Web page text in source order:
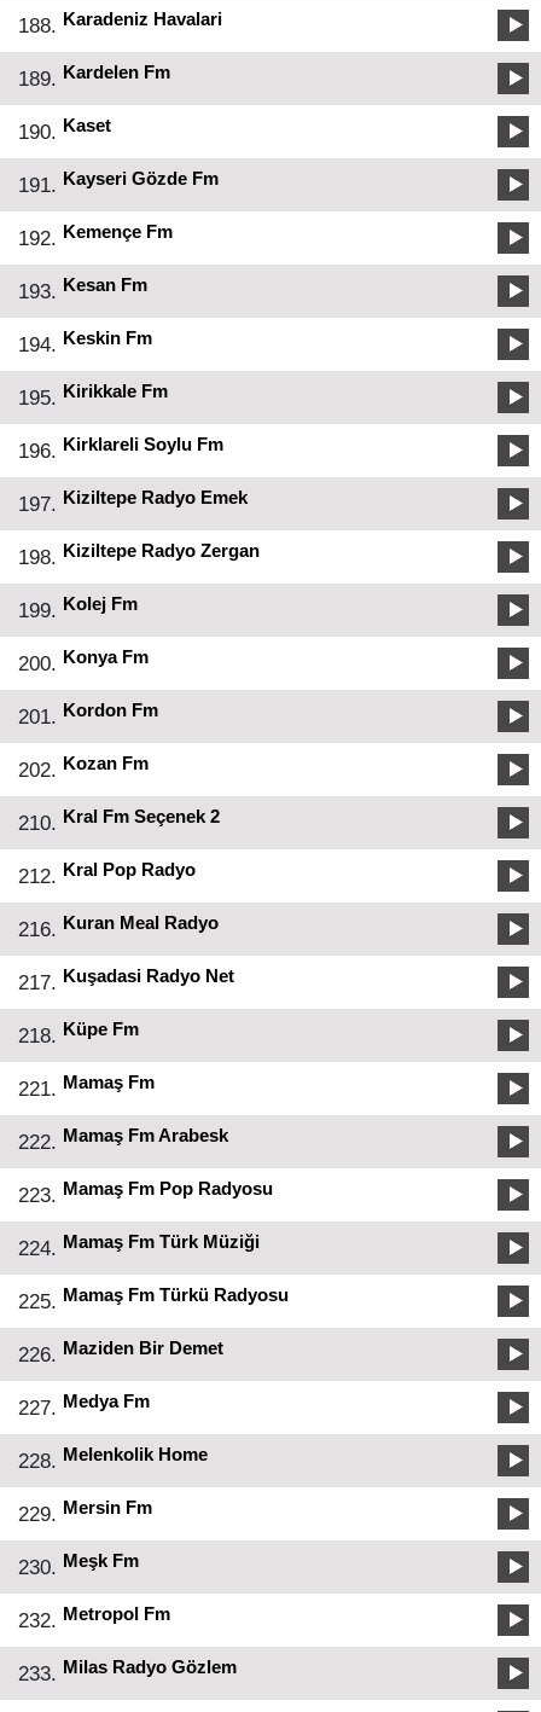
188. Karadeniz Havalari
189. Kardelen Fm
190. Kaset
191. Kayseri Gözde Fm
192. Kemençe Fm
193. Kesan Fm
194. Keskin Fm
195. Kirikkale Fm
196. Kirklareli Soylu Fm
197. Kiziltepe Radyo Emek
198. Kiziltepe Radyo Zergan
199. Kolej Fm
200. Konya Fm
201. Kordon Fm
202. Kozan Fm
210. Kral Fm Seçenek 2
212. Kral Pop Radyo
216. Kuran Meal Radyo
217. Kuşadasi Radyo Net
218. Küpe Fm
221. Mamaş Fm
222. Mamaş Fm Arabesk
223. Mamaş Fm Pop Radyosu
224. Mamaş Fm Türk Müziği
225. Mamaş Fm Türkü Radyosu
226. Maziden Bir Demet
227. Medya Fm
228. Melenkolik Home
229. Mersin Fm
230. Meşk Fm
232. Metropol Fm
233. Milas Radyo Gözlem